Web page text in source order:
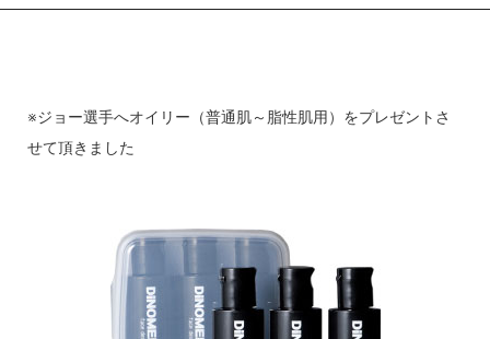
※ジョー選手へオイリー（普通肌～脂性肌用）をプレゼントさ
せて頂きました